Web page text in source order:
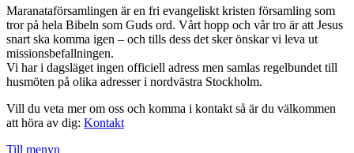
Maranataförsamlingen är en fri evangeliskt kristen församling som
tror på hela Bibeln som Guds ord. Vårt hopp och vår tro är att Jesus
snart ska komma igen – och tills dess det sker önskar vi leva ut
missionsbefallningen.
Vi har i dagsläget ingen officiell adress men samlas regelbundet till
husmöten på olika adresser i nordvästra Stockholm.
Vill du veta mer om oss och komma i kontakt så är du välkommen
att höra av dig: Kontakt
Till menyn